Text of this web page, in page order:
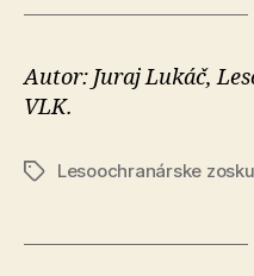
Autor: Juraj Lukáč,
VLK.
ZnačkyLesoochranárske